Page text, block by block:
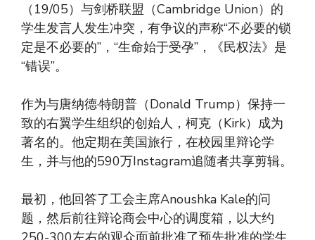
（19/05）与剑桥联盟（Cambridge Union）的
学生发言人发生冲突，有争议的声称“不必要的锁
定是不必要的”，“生命始于受孕”，《民权法》是
“错误”。
作为与唐纳德·特朗普（Donald Trump）保持一
致的右翼学生组织的创始人，柯克（Kirk）成为
著名的。他定期在美国旅行，在校园里辩论学
生，并与他的590万Instagram追随者共享剪辑。
最初，他回答了工会主席Anoushka Kale的问
题，然后前往辩论商会中心的调度箱，以大约